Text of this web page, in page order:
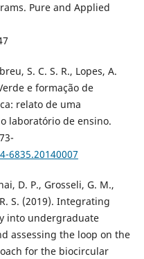
Pure and Applied
S. C. S. R., Lopes, A.
e formação de
relato de uma
laboratório de ensino.
6835.20140007
D. P., Grosseli, G. M.,
S. (2019). Integrating
into undergraduate
assessing the loop on the
for the biocircular